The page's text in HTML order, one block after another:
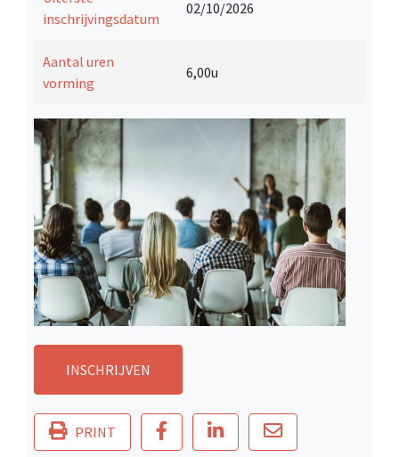
inschrijvingsdatum
02/10/2026
Aantal uren
vorming
6,00u
INSCHRIJVEN
PRINT